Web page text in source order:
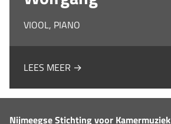
VIOOL, PIANO
LEES MEER →
Nijmeegse Stichting voor Kamermuziek